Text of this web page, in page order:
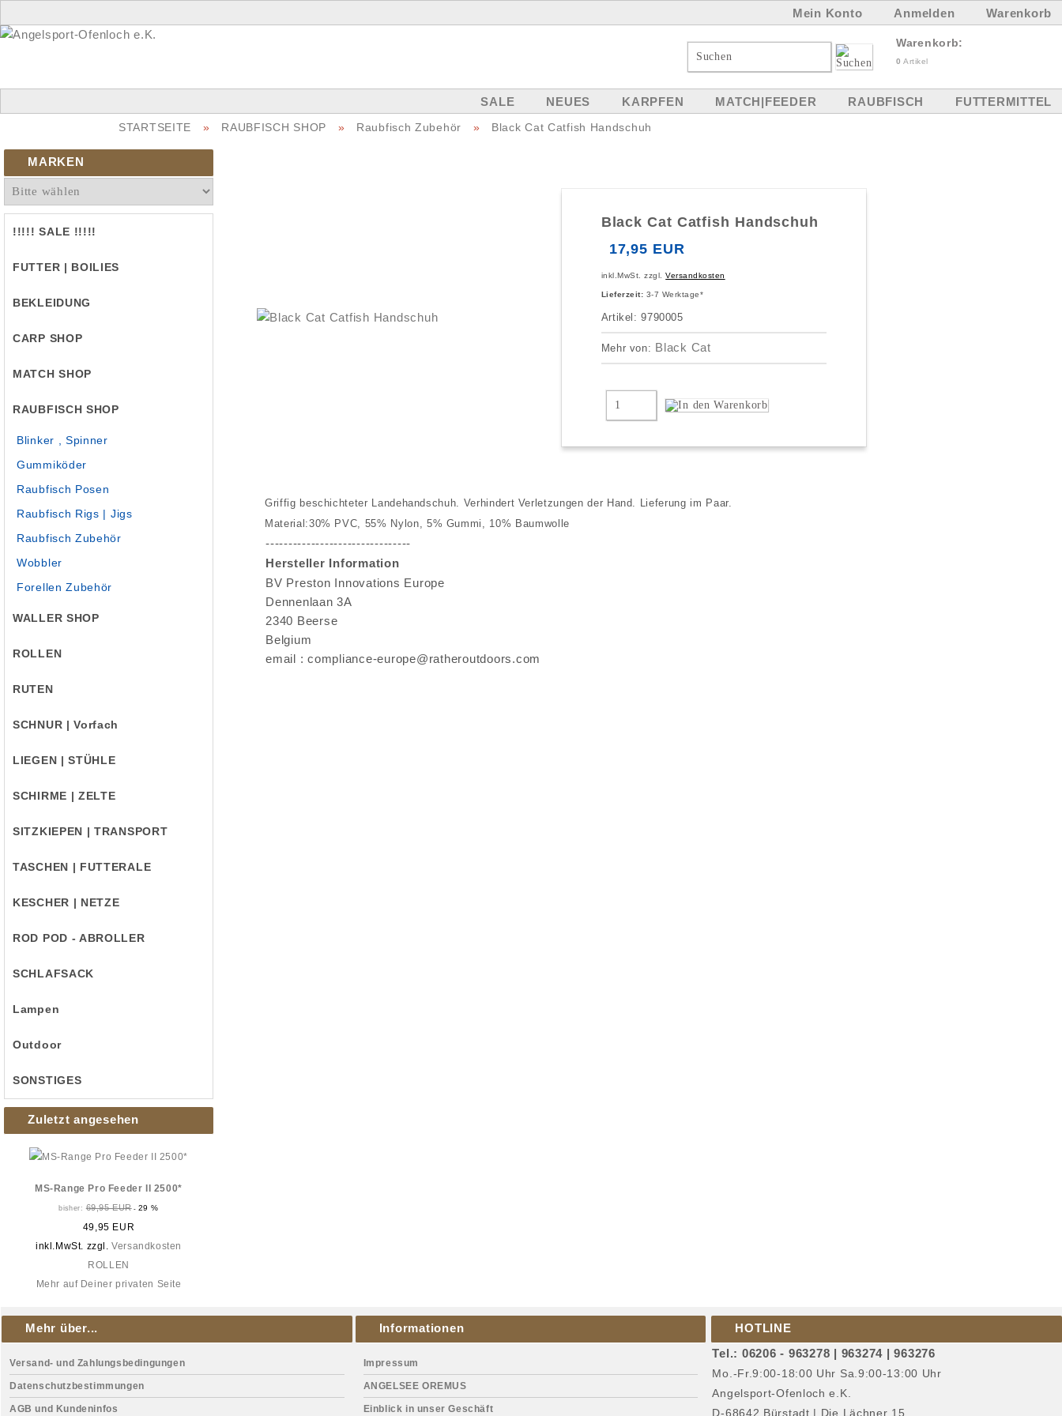
Mein Konto Anmelden Warenkorb
Warenkorb:
0 Artikel
SALE NEUES KARPFEN MATCH|FEEDER RAUBFISCH FUTTERMITTEL
STARTSEITE » RAUBFISCH SHOP » Raubfisch Zubehör » Black Cat Catfish Handschuh
MARKEN
!!!!! SALE !!!!!
FUTTER | BOILIES
BEKLEIDUNG
CARP SHOP
MATCH SHOP
RAUBFISCH SHOP
Blinker , Spinner
Gummiköder
Raubfisch Posen
Raubfisch Rigs | Jigs
Raubfisch Zubehör
Wobbler
Forellen Zubehör
WALLER SHOP
ROLLEN
RUTEN
SCHNUR | Vorfach
LIEGEN | STÜHLE
SCHIRME | ZELTE
SITZKIEPEN | TRANSPORT
TASCHEN | FUTTERALE
KESCHER | NETZE
ROD POD - ABROLLER
SCHLAFSACK
Lampen
Outdoor
SONSTIGES
Zuletzt angesehen
MS-Range Pro Feeder II 2500*
bisher:69,95 EUR- 29 %
49,95 EUR
inkl.MwSt. zzgl.Versandkosten
ROLLEN
Mehr auf Deiner privaten Seite
Black Cat Catfish Handschuh
17,95 EUR
inkl.MwSt. zzgl.Versandkosten
Lieferzeit: 3-7 Werktage*
Artikel: 9790005
Mehr von: Black Cat
Griffig beschichteter Landehandschuh. Verhindert Verletzungen der Hand. Lieferung im Paar.
Material:30% PVC, 55% Nylon, 5% Gummi, 10% Baumwolle
--------------------------------
Hersteller Information
BV Preston Innovations Europe
Dennenlaan 3A
2340 Beerse
Belgium
email : compliance-europe@ratheroutdoors.com
Mehr über...
Versand- und Zahlungsbedingungen
Datenschutzbestimmungen
AGB und Kundeninfos
Informationen
Impressum
ANGELSEE OREMUS
Einblick in unser Geschäft
HOTLINE
Tel.: 06206 - 963278 | 963274 | 963276
Mo.-Fr.9:00-18:00 Uhr Sa.9:00-13:00 Uhr
Angelsport-Ofenloch e.K.
D-68642 Bürstadt | Die Lächner 15